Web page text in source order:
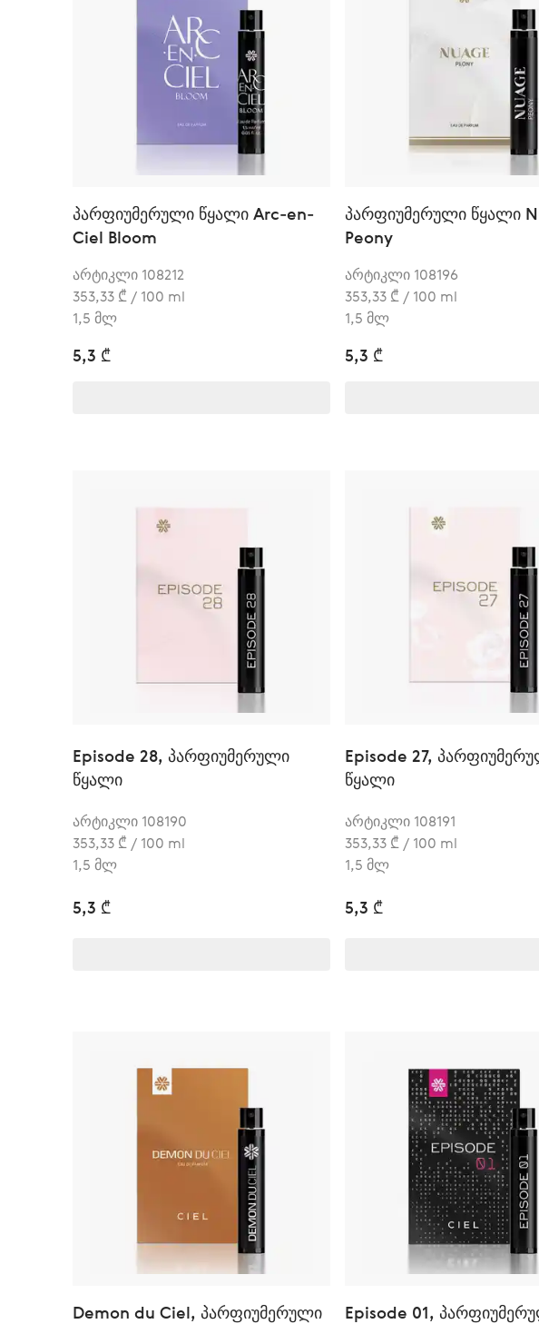
პარფიუმერული წყალი Arc-en-
Ciel Bloom
არტიკლი 108212
353,33 ₾ / 100 ml
1,5 მლ
5,3 ₾
პარფიუმერული წყალი
Peony
არტიკლი 108196
353,33 ₾ / 100 ml
1,5 მლ
5,3 ₾
Episode 28, პარფიუმერული
წყალი
არტიკლი 108190
353,33 ₾ / 100 ml
1,5 მლ
5,3 ₾
Episode 27,
წყალი
არტიკლი 108191
353,33 ₾ / 100 ml
1,5 მლ
5,3 ₾
Demon du Ciel, პარფიუმერული
Episode 01,